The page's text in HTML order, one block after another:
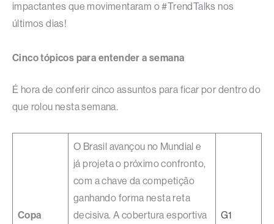
impactantes que movimentaram o #TrendTalks nos
últimos dias!
Cinco tópicos para entender a semana
É hora de conferir cinco assuntos para ficar por dentro do
que rolou nesta semana.
Copa
O Brasil avançou no Mundial e
já projeta o próximo confronto,
com a chave da competição
ganhando forma nesta reta
decisiva. A cobertura esportiva
G1